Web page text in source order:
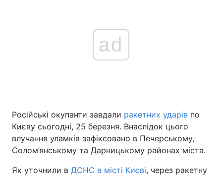
ad
Російські окупанти завдали ракетних ударів по
Києву сьогодні, 25 березня. Внаслідок цього
влучання уламків зафіксовано в Печерському,
Солом’янському та Дарницькому районах міста.
Як уточнили в ДСНС в місті Києві, через ракетну